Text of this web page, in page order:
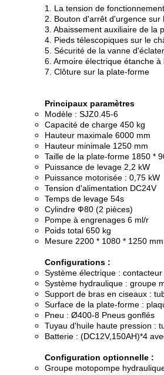
1. La tension de
2. Bouton d'arrêt d'urgence
3. Abaissement auxiliaire de la
4. Pieds télescopiques sur le
5. Sécurité de la vanne
6. Armoire électrique étanche à
7. Clôture sur la plate-forme
Principaux paramètres
Modèle : SJZ0.45-6
Capacité de charge 450 kg
Hauteur maximale 6000 mm
Hauteur minimale 1250 mm
Taille de la plate-forme 1850 *
Puissance de levage 2,2 kW
Puissance motorisée : 0,75 kW
Tension d'alimentation DC24V
Temps de levage 54s
Cylindre Ф80 (2 pièces)
Pompe à engrenages 6 ml/r
Poids total 650 kg
Mesure 2200 * 1080 * 1250 mm
Configurations :
Système électrique :
Système hydraulique : groupe
Support de bras en ciseaux :
Surface de la plate-forme :
Pneu : Ø400-8 Pneus gonflés
Tuyau d'huile haute pression :
Batterie : (DC12V,150AH)*4
Configuration optionnelle :
Groupe motopompe